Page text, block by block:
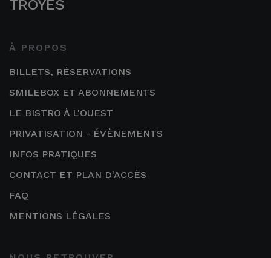
TROYES
À PROPOS
BILLETS, RÉSERVATIONS
SMILEBOX ET ABONNEMENTS
LE BISTRO À L'OUEST
PRIVATISATION - ÉVÈNEMENTS
INFOS PRATIQUES
CONTACT ET PLAN D'ACCÈS
FAQ
MENTIONS LÉGALES